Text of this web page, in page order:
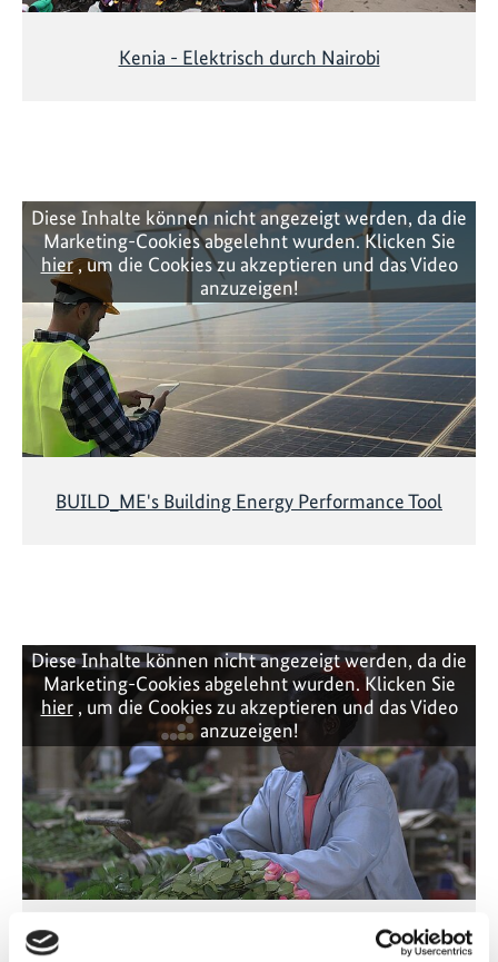
Kenia - Elektrisch durch Nairobi
Diese Inhalte können nicht angezeigt werden, da die
Marketing-Cookies abgelehnt wurden. Klicken Sie
hier, um die Cookies zu akzeptieren und das Video
anzuzeigen!
BUILD_ME's Building Energy Performance Tool
Diese Inhalte können nicht angezeigt werden, da die
Marketing-Cookies abgelehnt wurden. Klicken Sie
hier, um die Cookies zu akzeptieren und das Video
anzuzeigen!
Solarstrom für Kenias Blumenfarmen